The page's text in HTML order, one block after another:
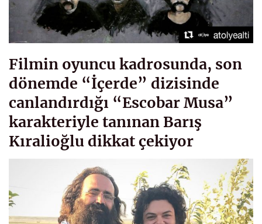
Filmin oyuncu kadrosunda, son
dönemde “İçerde” dizisinde
canlandırdığı “Escobar Musa”
karakteriyle tanınan Barış
Kıralioğlu dikkat çekiyor